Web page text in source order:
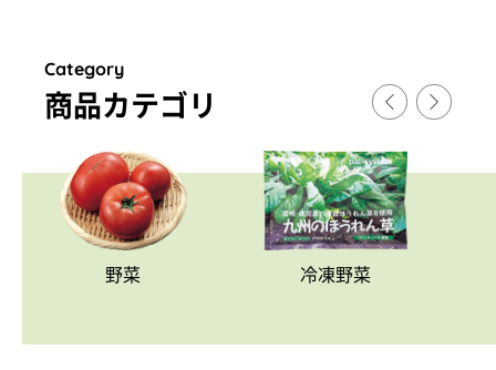
Category
商品カテゴリ
野菜 冷凍野菜